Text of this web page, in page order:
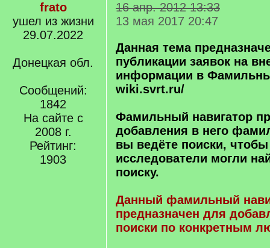
frato
ушел из жизни
29.07.2022
Донецкая обл.
Сообщений:
1842
На сайте с
2008 г.
Рейтинг:
1903
16 апр. 2012 13:33
13 мая 2017 20:47
Данная тема
публикации заявок на
информации в
wiki.svrt.ru/
Фамильный навигатор
добавления в него
вы ведёте поиски, чтобы
исследователи могли
поиску.
Данный фамильный
предназначен для
поиски по конкретным